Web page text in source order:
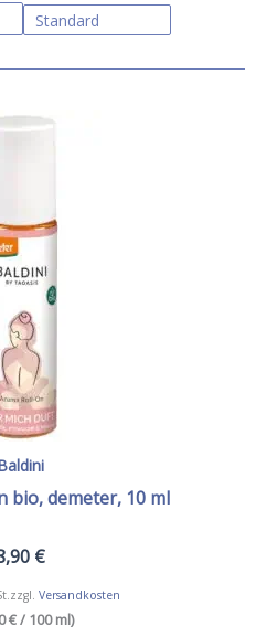
bio, demeter, 10 ml
€
zzgl. Versandkosten
€ / 100 ml)